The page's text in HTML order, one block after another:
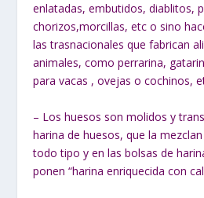
enlatadas, embutidos, diablitos,
chorizos,morcillas, etc o sino
las trasnacionales que fabrican
animales, como perrarina,
para vacas , ovejas o cochinos,
– Los huesos son molidos y
harina de huesos, que la
todo tipo y en las bolsas de
ponen “harina enriquecida con